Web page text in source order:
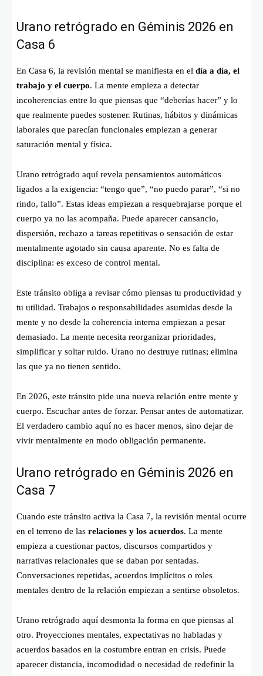
Urano retrógrado en Géminis 2026 en
Casa 6
En Casa 6, la revisión mental se manifiesta en el día a día, el
trabajo y el cuerpo. La mente empieza a detectar
incoherencias entre lo que piensas que “deberías hacer” y lo
que realmente puedes sostener. Rutinas, hábitos y dinámicas
laborales que parecían funcionales empiezan a generar
saturación mental y física.
Urano retrógrado aquí revela pensamientos automáticos
ligados a la exigencia: “tengo que”, “no puedo parar”, “si no
rindo, fallo”. Estas ideas empiezan a resquebrajarse porque el
cuerpo ya no las acompaña. Puede aparecer cansancio,
dispersión, rechazo a tareas repetitivas o sensación de estar
mentalmente agotado sin causa aparente. No es falta de
disciplina: es exceso de control mental.
Este tránsito obliga a revisar cómo piensas tu productividad y
tu utilidad. Trabajos o responsabilidades asumidas desde la
mente y no desde la coherencia interna empiezan a pesar
demasiado. La mente necesita reorganizar prioridades,
simplificar y soltar ruido. Urano no destruye rutinas; elimina
las que ya no tienen sentido.
En 2026, este tránsito pide una nueva relación entre mente y
cuerpo. Escuchar antes de forzar. Pensar antes de automatizar.
El verdadero cambio aquí no es hacer menos, sino dejar de
vivir mentalmente en modo obligación permanente.
Urano retrógrado en Géminis 2026 en
Casa 7
Cuando este tránsito activa la Casa 7, la revisión mental ocurre
en el terreno de las relaciones y los acuerdos. La mente
empieza a cuestionar pactos, discursos compartidos y
narrativas relacionales que se daban por sentadas.
Conversaciones repetidas, acuerdos implícitos o roles
mentales dentro de la relación empiezan a sentirse obsoletos.
Urano retrógrado aquí desmonta la forma en que piensas al
otro. Proyecciones mentales, expectativas no habladas y
acuerdos basados en la costumbre entran en crisis. Puede
aparecer distancia, incomodidad o necesidad de redefinir la